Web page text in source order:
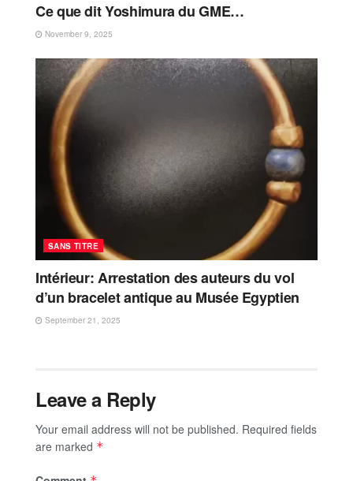
Ce que dit Yoshimura du GME…
November 9, 2025
SANS TITRE
Intérieur: Arrestation des auteurs du vol
d’un bracelet antique au Musée Egyptien
September 21, 2025
Leave a Reply
Your email address will not be published. Required fields
are marked *